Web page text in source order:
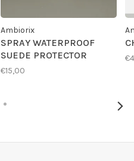
Ambiorix
SPRAY WATERPROOF
SUEDE PROTECTOR
€15,00